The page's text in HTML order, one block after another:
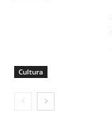
Cultura